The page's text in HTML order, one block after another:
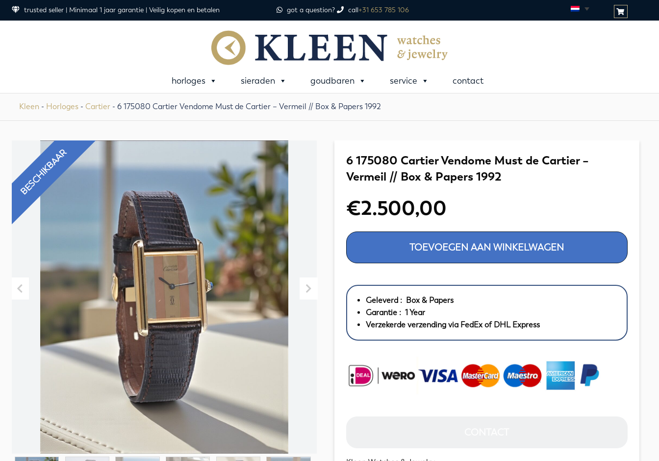
trusted seller | Minimaal 1 jaar garantie | Veilig kopen en betalen got a question? call+31 653 785 106
horloges sieraden goudbaren service contact
Kleen - Horloges - Cartier - 6 175080 Cartier Vendome Must de Cartier – Vermeil // Box & Papers 1992
BESCHIKBAAR
6 175080 Cartier Vendome Must de Cartier –
Vermeil // Box & Papers 1992
€2.500,00
6
Cartier
Must
de
Cartier
Vermeil
Papers
TOEVOEGEN AAN WINKELWAGEN
Geleverd : Box & Papers
Garantie : 1 Year
Verzekerde verzending via FedEx of DHL Express